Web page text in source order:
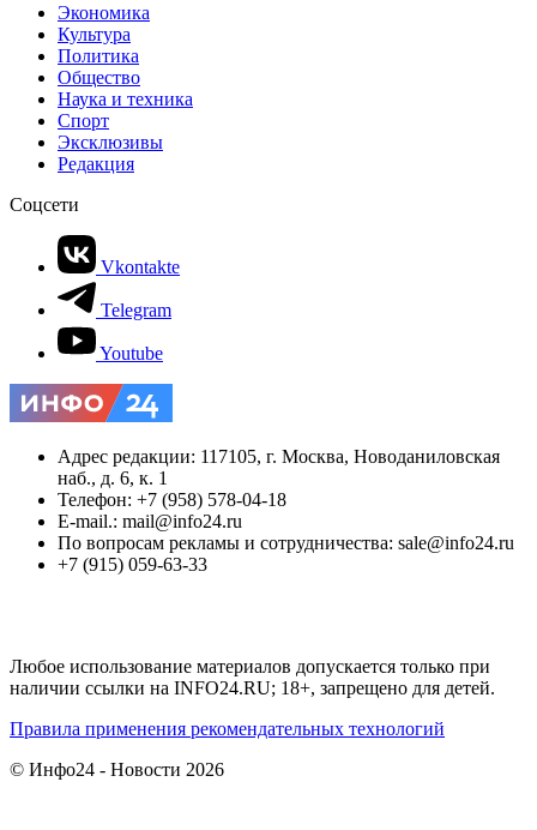
Экономика
Культура
Политика
Общество
Наука и техника
Спорт
Эксклюзивы
Редакция
Соцсети
Vkontakte
Telegram
Youtube
Адрес редакции: 117105, г. Москва, Новоданиловская
наб., д. 6, к. 1
Телефон: +7 (958) 578-04-18
E-mail.: mail@info24.ru
По вопросам рекламы и сотрудничества: sale@info24.ru
+7 (915) 059-63-33
Любое использование материалов допускается только при
наличии ссылки на INFO24.RU; 18+, запрещено для детей.
Правила применения рекомендательных технологий
© Инфо24 - Новости 2026